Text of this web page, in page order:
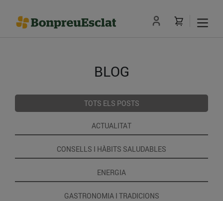
BLOG
TOTS ELS POSTS
ACTUALITAT
CONSELLS I HÀBITS SALUDABLES
ENERGIA
GASTRONOMIA I TRADICIONS